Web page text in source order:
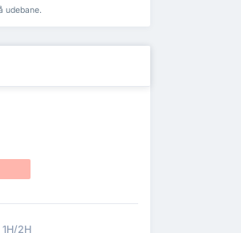
udebane.
1H/2H